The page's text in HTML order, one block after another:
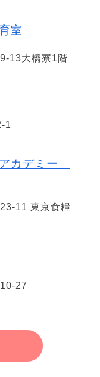
室
13大橋寮1階
1
カデミー
11 東京食糧
27